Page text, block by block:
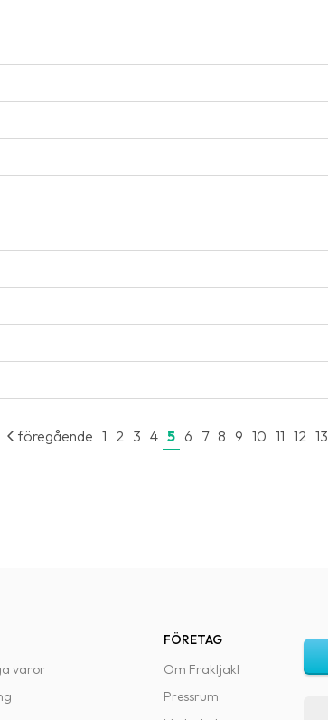
föregående 1 2 3 4 5 6 7 8 9 10 11 12 13
varor
FÖRETAG
Om Fraktjakt
Pressrum